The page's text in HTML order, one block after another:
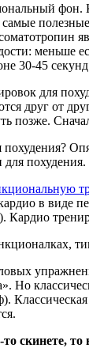
фон.
меньше
30-45
для
друг от
позже.
в виде
Кардио
Но
скинете, то